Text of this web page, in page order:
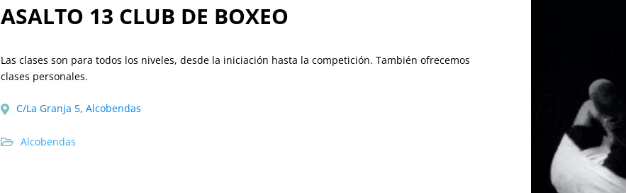
ASALTO 13 CLUB DE BOXEO
Las clases son para todos los niveles, desde la iniciación hasta la competición. También ofrecemos
clases personales.
C/La Granja 5, Alcobendas
Alcobendas